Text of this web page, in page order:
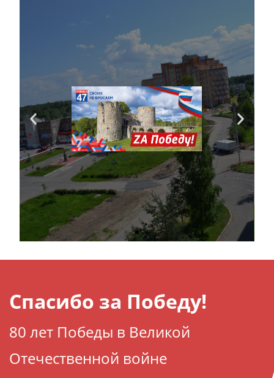
Спасибо за Победу!
80 лет Победы в Великой
Отечественной войне